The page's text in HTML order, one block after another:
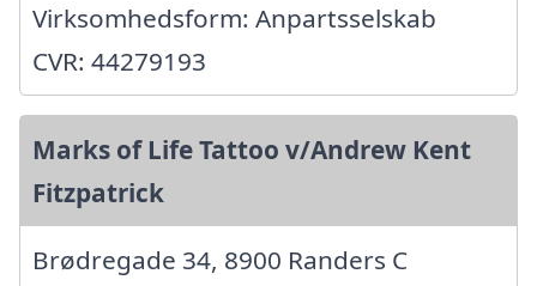
Virksomhedsform: Anpartsselskab
CVR: 44279193
Marks of Life Tattoo v/Andrew Kent
Fitzpatrick
Brødregade 34, 8900 Randers C